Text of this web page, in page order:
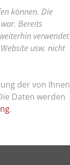
können. Die
Bereits
verwendet
usw. nicht
der von Ihnen
Daten werden
.